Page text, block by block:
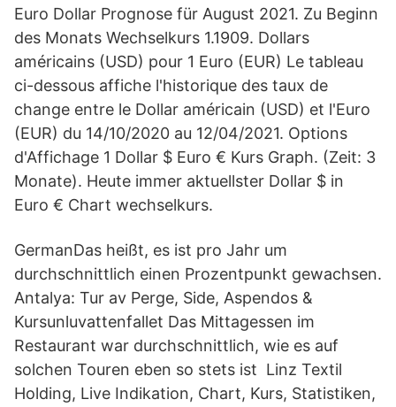
Euro Dollar Prognose für August 2021. Zu Beginn
des Monats Wechselkurs 1.1909. Dollars
américains (USD) pour 1 Euro (EUR) Le tableau
ci-dessous affiche l'historique des taux de
change entre le Dollar américain (USD) et l'Euro
(EUR) du 14/10/2020 au 12/04/2021. Options
d'Affichage 1 Dollar $ Euro € Kurs Graph. (Zeit: 3
Monate). Heute immer aktuellster Dollar $ in
Euro € Chart wechselkurs.
GermanDas heißt, es ist pro Jahr um
durchschnittlich einen Prozentpunkt gewachsen.
Antalya: Tur av Perge, Side, Aspendos &
Kursunluvattenfallet Das Mittagessen im
Restaurant war durchschnittlich, wie es auf
solchen Touren eben so stets ist Linz Textil
Holding, Live Indikation, Chart, Kurs, Statistiken,